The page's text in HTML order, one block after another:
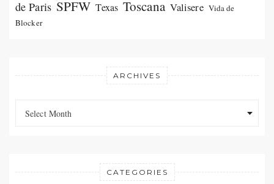
de Paris SPFW Texas Toscana Valisere Vida de
Blocker
ARCHIVES
Select Month
CATEGORIES